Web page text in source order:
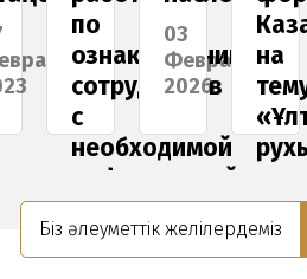
по
ознакомлению
сотрудников
с
необходимой
информацией
по
мерам
03
Февраля
2026
на
Біз әлеуметтік желілердеміз